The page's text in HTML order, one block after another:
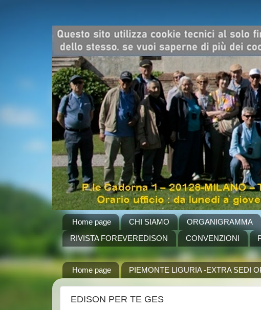
Home page CHI SIAMO ORGANIGRAMMA
RIVISTA FOREVEREDISON
CONVENZIONI
Home page PIEMONTE LIGURIA -EXTRA SEDI
EDISON PER TE GES